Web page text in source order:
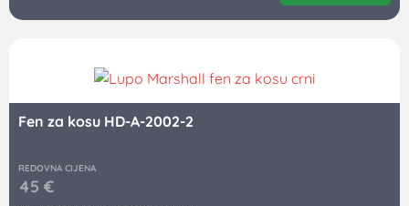
Fen za kosu HD-A-2002-2
REDOVNA CIJENA
45 €